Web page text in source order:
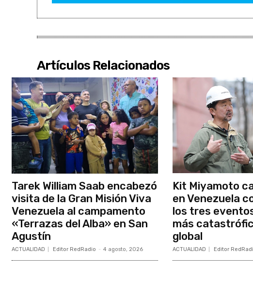
Artículos Relacionados
Tarek William Saab encabezó
visita de la Gran Misión Viva
Venezuela al campamento
«Terrazas del Alba» en San
Agustín
ACTUALIDAD Editor RedRadio - 4 agosto, 2026
Kit Miyamoto
en Venezuela
los tres
más
global
ACTUALIDAD Editor